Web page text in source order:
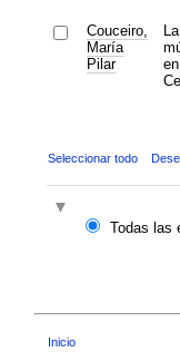
Couceiro,
María
Pilar
La
Seleccionar todo
Todas las
Inicio